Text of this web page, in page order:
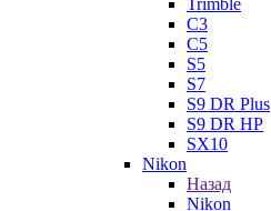
Trimble
C3
C5
S5
S7
S9 DR Plus
S9 DR HP
SX10
Nikon
Назад
Nikon